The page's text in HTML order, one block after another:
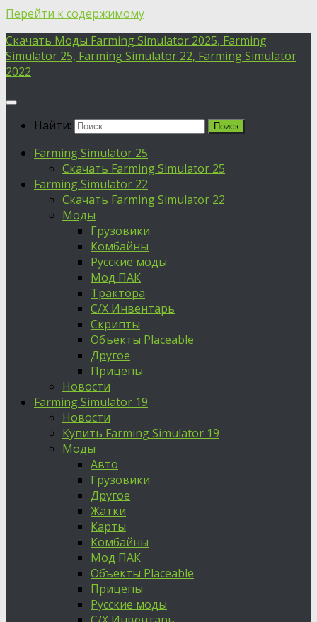
Перейти к содержимому
Скачать Моды Farming Simulator 2025, Farming
Simulator 25, Farming Simulator 22, Farming Simulator
2022
Найти:
Farming Simulator 25
Скачать Farming Simulator 25
Farming Simulator 22
Скачать Farming Simulator 22
Моды
Грузовики
Комбайны
Русские моды
Мод ПАК
Трактора
С/Х Инвентарь
Скрипты
Объекты Placeable
Другое
Прицепы
Новости
Farming Simulator 19
Новости
Купить Farming Simulator 19
Моды
Авто
Грузовики
Другое
Жатки
Карты
Комбайны
Мод ПАК
Объекты Placeable
Прицепы
Русские моды